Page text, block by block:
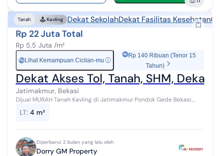
Tanah Kavling Dekat SekolahDekat Fasilitas Kesehatan
Rp 22 Juta Total
Rp 5,5 Juta /m²
Rp Lihat Kemampuan Cicilan-mu ⓘ
Rp 140 Ribuan (Tenor 15
Tahun)
Dekat Akses Tol, Tanah, SHM,
Jatimakmur, Bekasi
Dijual MURAH Tanah Kavling di Jatimakmur Pondok Gede Bekasi.
PERANTARA lain ) More info hub :...
LT: 4 m²
Diperbarui 2 bulan yang lalu oleh
Dorry GM Property